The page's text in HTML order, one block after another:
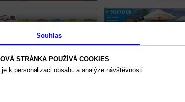
Souhlas
STRÁNKA POUŽÍVÁ COOKIES
k personalizaci obsahu a analýze návštěvnosti.